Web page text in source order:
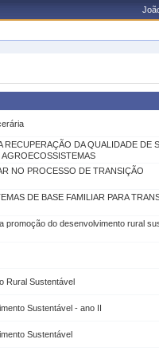
DA QUALIDADE DE
NO PROCESSO DE TRANSIÇÃO
DE BASE FAMILIAR PARA
promoção do desenvolvimento rural
Rural Sustentável
Sustentável - ano II
Sustentável